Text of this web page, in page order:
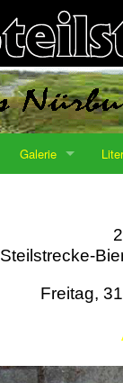
Galerie
Steilstrecke-
Freitag,